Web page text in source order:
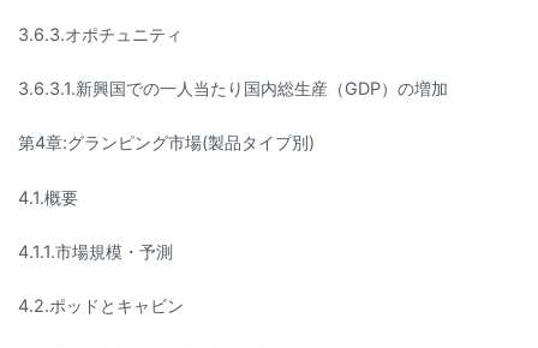
3.6.3.オポチュニティ
3.6.3.1.新興国での一人当たり国内総生産（GDP）の増加
第4章:グランピング市場(製品タイプ別)
4.1.概要
4.1.1.市場規模・予測
4.2.ポッドとキャビン